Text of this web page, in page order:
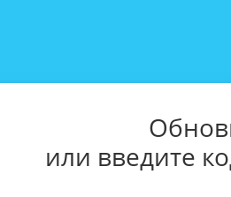
или введите